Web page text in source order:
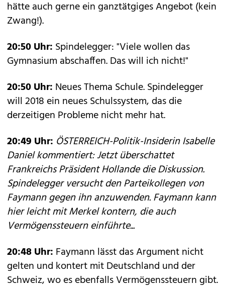
hätte auch gerne ein ganztätgiges Angebot (kein
Zwang!).
20:50 Uhr: Spindelegger: "Viele wollen das
Gymnasium abschaffen. Das will ich nicht!"
20:50 Uhr: Neues Thema Schule. Spindelegger
will 2018 ein neues Schulssystem, das die
derzeitigen Probleme nicht mehr hat.
20:49 Uhr: ÖSTERREICH-Politik-Insiderin Isabelle
Daniel kommentiert: Jetzt überschattet
Frankreichs Präsident Hollande die Diskussion.
Spindelegger versucht den Parteikollegen von
Faymann gegen ihn anzuwenden. Faymann kann
hier leicht mit Merkel kontern, die auch
Vermögenssteuern einführte...
20:48 Uhr: Faymann lässt das Argument nicht
gelten und kontert mit Deutschland und der
Schweiz, wo es ebenfalls Vermögenssteuern gibt.